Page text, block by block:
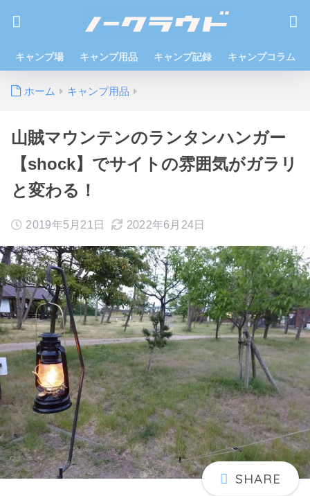
キャンプ場 キャンプ用品 キャンプ記録 キャンプコラム
ホーム キャンプ用品
山賊マウンテンのランタンハンガー
【shock】でサイトの雰囲気がガラリ
と変わる！
2019年5月21日 2022年6月24日